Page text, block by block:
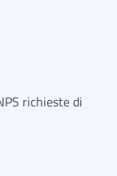
richieste di